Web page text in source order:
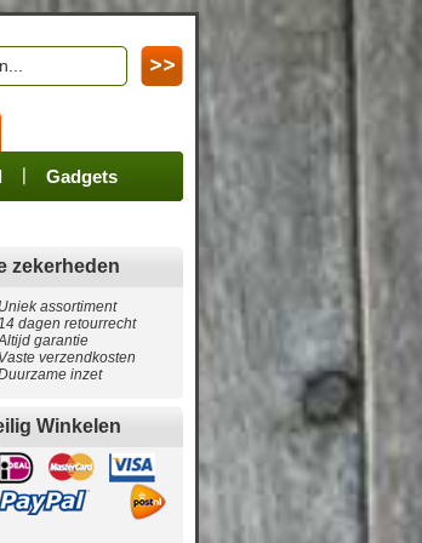
Gadgets
zekerheden
Uniek assortiment
dagen retourrecht
garantie
Vaste verzendkosten
inzet
Winkelen